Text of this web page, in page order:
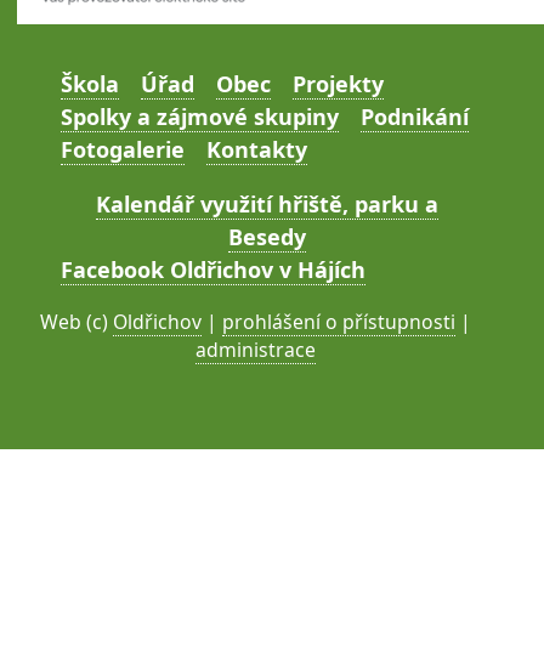
Škola Úřad Obec
Projekty
Spolky a zájmové skupiny
Podnikání
Fotogalerie
Kontakty
Kalendář využití hřiště, parku a
Besedy
Facebook Oldřichov v Hájích
Web (c) Oldřichov | prohlášení o přístupnosti |
administrace